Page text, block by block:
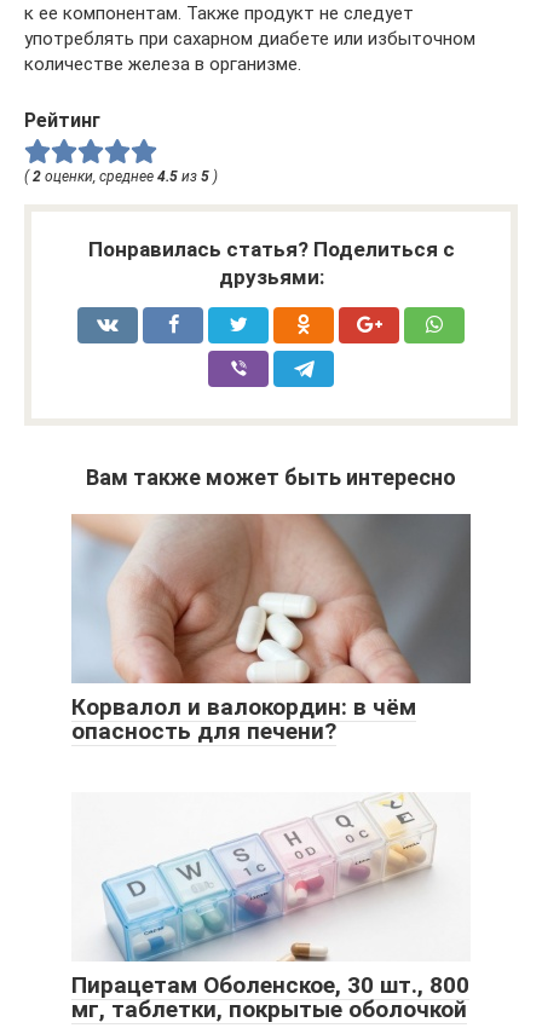
к ее компонентам. Также продукт не следует
употреблять при сахарном диабете или избыточном
количестве железа в организме.
Рейтинг
( 2 оценки, среднее 4.5 из 5 )
Понравилась статья? Поделиться с
друзьями:
Вам также может быть интересно
Корвалол и валокордин: в чём
опасность для печени?
Пирацетам Оболенское, 30 шт., 800
мг, таблетки, покрытые оболочкой